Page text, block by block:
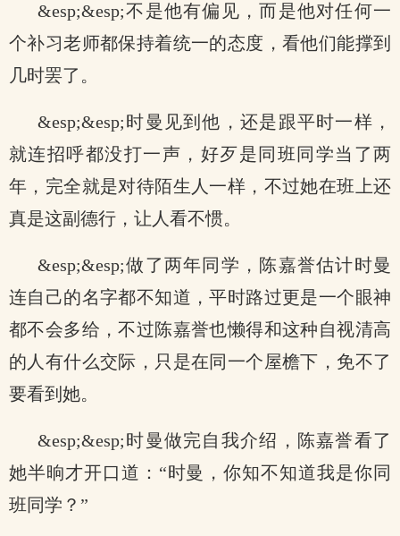
&esp;&esp;不是他有偏见，而是他对任何一
个补习老师都保持着统一的态度，看他们能撑到
几时罢了。
&esp;&esp;时曼见到他，还是跟平时一样，
就连招呼都没打一声，好歹是同班同学当了两
年，完全就是对待陌生人一样，不过她在班上还
真是这副德行，让人看不惯。
&esp;&esp;做了两年同学，陈嘉誉估计时曼
连自己的名字都不知道，平时路过更是一个眼神
都不会多给，不过陈嘉誉也懒得和这种自视清高
的人有什么交际，只是在同一个屋檐下，免不了
要看到她。
&esp;&esp;时曼做完自我介绍，陈嘉誉看了
她半晌才开口道：“时曼，你知不知道我是你同
班同学？”